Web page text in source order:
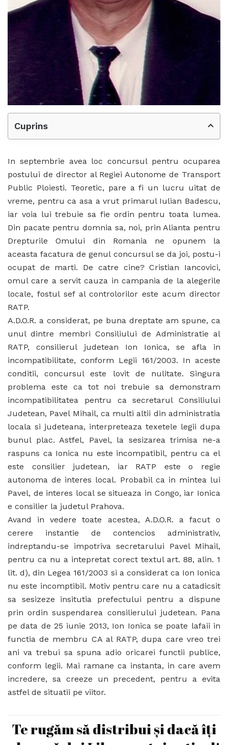
Cuprins
In septembrie avea loc concursul pentru ocuparea
postului de director al Regiei Autonome de Transport
Public Ploiesti. Teoretic, pare a fi un lucru uitat de
vreme, pentru ca asa a vrut primarul Iulian Badescu,
iar voia lui trebuie sa fie ordin pentru toata lumea.
Din pacate pentru domnia sa, noi, prin Alianta pentru
Drepturile Omului din Romania ne opunem la
aceasta facatura de genul concursul se da joi, postu-i
ocupat de marti. De catre cine? Cristian Iancovici,
omul care a servit cauza in campania de la alegerile
locale, fostul sef al controlorilor este acum director
RATP.
A.D.O.R. a considerat, pe buna dreptate am spune, ca
unul dintre membri Consiliului de Administratie al
RATP, consilierul judetean Ion Ionica, se afla in
incompatibilitate, conform Legii 161/2003. In aceste
conditii, concursul este lovit de nulitate. Singura
problema este ca tot noi trebuie sa demonstram
incompatibilitatea pentru ca secretarul Consiliului
Judetean, Pavel Mihail, ca multi altii din administratia
locala si judeteana, interpreteaza texetele legii dupa
bunul plac. Astfel, Pavel, la sesizarea trimisa ne-a
raspuns ca Ionica nu este incompatibil, pentru ca el
este consilier judetean, iar RATP este o regie
autonoma de interes local. Probabil ca in mintea lui
Pavel, de interes local se situeaza in Congo, iar Ionica
e consilier la judetul Prahova.
Avand in vedere toate acestea, A.D.O.R. a facut o
cerere instantie de contencios administrativ,
indreptandu-se impotriva secretarului Pavel Mihail,
pentru ca nu a intepretat corect textul art. 88, alin. 1
lit. d), din Legea 161/2003 si a considerat ca Ion Ionica
nu este incomptibil. Motiv pentru care nu a catadicsit
sa sesizeze insitutia prefectului pentru a dispune
prin ordin suspendarea consilierului judetean. Pana
pe data de 25 iunie 2013, Ion Ionica se poate lafaii in
functia de membru CA al RATP, dupa care vreo trei
ani va trebui sa spuna adio oricarei functii publice,
conform legii. Mai ramane ca instanta, in care avem
incredere, sa creeze un precedent, pentru a evita
astfel de situatii pe viitor.
Te rugăm să distribui și dacă îți